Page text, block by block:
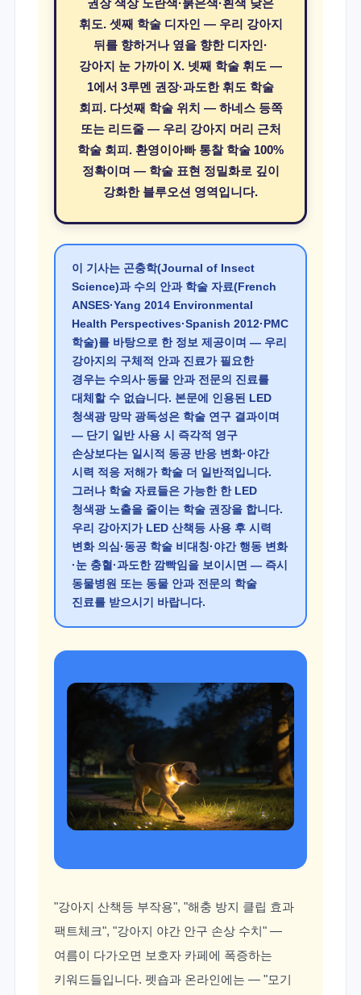
권장 색상 노란색·붉은색·흰색 낮은
휘도. 셋째 학술 디자인 — 우리 강아지
뒤를 향하거나 옆을 향한 디자인·
강아지 눈 가까이 X. 넷째 학술 휘도 —
1에서 3루멘 권장·과도한 휘도 학술
회피. 다섯째 학술 위치 — 하네스 등쪽
또는 리드줄 — 우리 강아지 머리 근처
학술 회피. 환영이아빠 통찰 학술 100%
정확이며 — 학술 표현 정밀화로 깊이
강화한 블루오션 영역입니다.
이 기사는 곤충학(Journal of Insect
Science)과 수의 안과 학술 자료(French
ANSES·Yang 2014 Environmental
Health Perspectives·Spanish 2012·PMC
학술)를 바탕으로 한 정보 제공이며 — 우리
강아지의 구체적 안과 진료가 필요한
경우는 수의사·동물 안과 전문의 진료를
대체할 수 없습니다. 본문에 인용된 LED
청색광 망막 광독성은 학술 연구 결과이며
— 단기 일반 사용 시 즉각적 영구
손상보다는 일시적 동공 반응 변화·야간
시력 적응 저해가 학술 더 일반적입니다.
그러나 학술 자료들은 가능한 한 LED
청색광 노출을 줄이는 학술 권장을 합니다.
우리 강아지가 LED 산책등 사용 후 시력
변화 의심·동공 학술 비대칭·야간 행동 변화
·눈 충혈·과도한 깜빡임을 보이시면 — 즉시
동물병원 또는 동물 안과 전문의 학술
진료를 받으시기 바랍니다.
"강아지 산책등 부작용", "해충 방지 클립 효과
팩트체크", "강아지 야간 안구 손상 수치" —
여름이 다가오면 보호자 카페에 폭증하는
키워드들입니다. 펫숍과 온라인에는 — "모기